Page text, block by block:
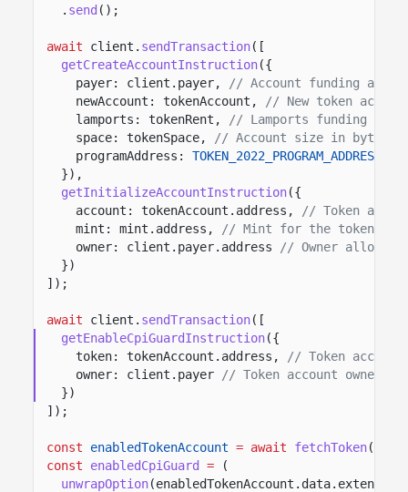
. send ();
await client. sendTransaction([
getCreateAccountInstruction({
payer: client.payer,
// Account funding
newAccount: tokenAccount,
// New token
lamports: tokenRent,
// Lamports funding the
space: tokenSpace,
// Account size in bytes
programAddress:
TOKEN_2022_PROGRAM_ADDRESS
}),
getInitializeAccountInstruction({
account: tokenAccount.address,
// Token
mint: mint.address,
// Mint for the token
owner: client.payer.address
// Owner
})
]);
await client. sendTransaction([
getEnableCpiGuardInstruction({
token: tokenAccount.address,
// Token
owner: client.payer
// Token account owner
})
]);
const enabledTokenAccount = await fetchToken
const
enabledCpiGuard =
(
unwrapOption